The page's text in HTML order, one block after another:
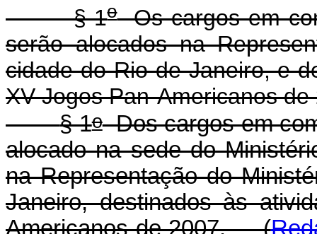
§ 1oOs cargos em
serão alocados na
cidade do Rio de Janeiro, e
XV Jogos Pan-Americanos de
§ 1oDos cargos em
alocado na sede do
na Representação do
Janeiro, destinados às
Americanos de 2007. (